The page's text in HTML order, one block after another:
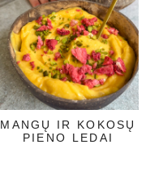
MANGŲ IR KOKOSŲ
PIENO LEDAI